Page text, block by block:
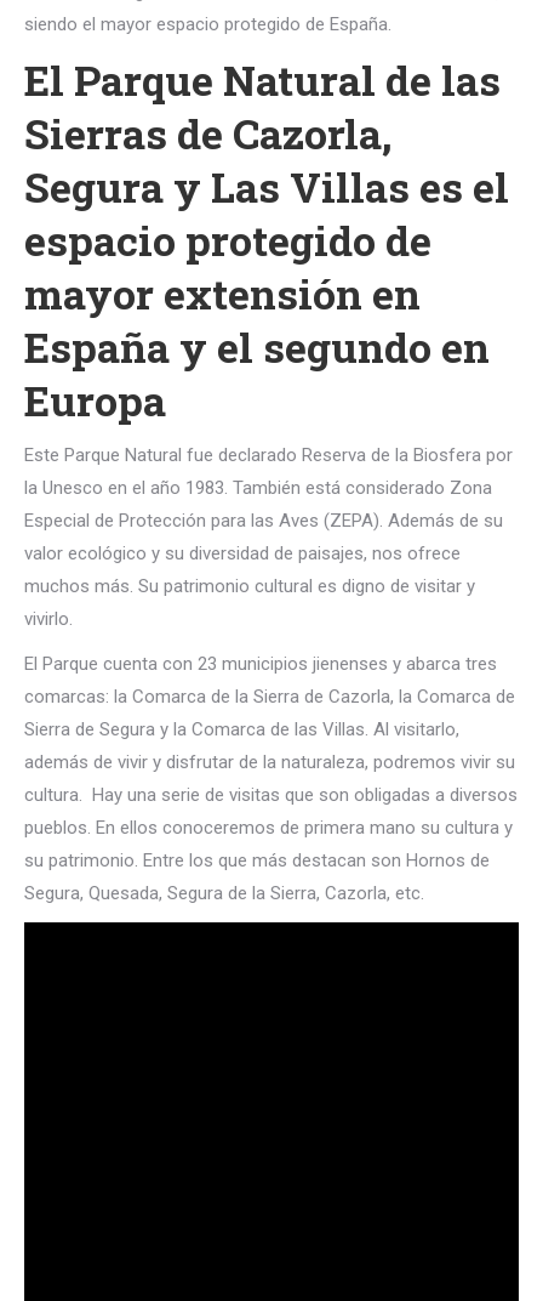
siendo el mayor espacio protegido de España.
El Parque Natural de las
Sierras de Cazorla,
Segura y Las Villas es el
espacio protegido de
mayor extensión en
España y el segundo en
Europa
Este Parque Natural fue declarado Reserva de la Biosfera por
la Unesco en el año 1983. También está considerado Zona
Especial de Protección para las Aves (ZEPA). Además de su
valor ecológico y su diversidad de paisajes, nos ofrece
muchos más. Su patrimonio cultural es digno de visitar y
vivirlo.
El Parque cuenta con 23 municipios jienenses y abarca tres
comarcas: la Comarca de la Sierra de Cazorla, la Comarca de
Sierra de Segura y la Comarca de las Villas. Al visitarlo,
además de vivir y disfrutar de la naturaleza, podremos vivir su
cultura. Hay una serie de visitas que son obligadas a diversos
pueblos. En ellos conoceremos de primera mano su cultura y
su patrimonio. Entre los que más destacan son Hornos de
Segura, Quesada, Segura de la Sierra, Cazorla, etc.